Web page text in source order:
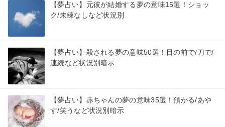
【夢占い】元彼が結婚する夢の意味15選！ショッ
ク/未練なしなど状況別
【夢占い】殺される夢の意味50選！目の前で/刀で/
連続など状況別暗示
【夢占い】赤ちゃんの夢の意味35選！預かる/あや
す/笑うなど状況別暗示